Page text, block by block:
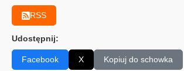
RSS
Udostępnij:
Facebook X Kopiuj do schowka